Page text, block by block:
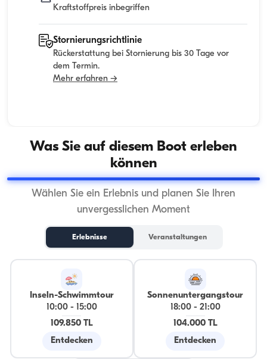
Kraftstoffpreis inbegriffen
Stornierungsrichtlinie
Rückerstattung bei Stornierung bis 30 Tage vor
dem Termin.
Mehr erfahren →
Was Sie auf diesem Boot erleben
können
Wählen Sie ein Erlebnis und planen Sie Ihren
unvergesslichen Moment
Erlebnisse Veranstaltungen
Inseln-Schwimmtour
10:00-
15:00
109.850 TL
Entdecken
Sonnenuntergangstour
18:00- 21:00
104.000 TL
Entdecken